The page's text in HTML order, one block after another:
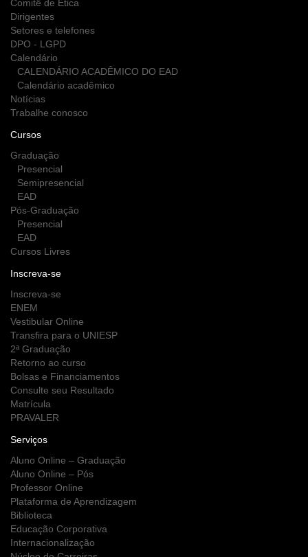
Comitê de Ética
Dirigentes
Setores e telefones
DPO - LGPD
Calendário
CALENDÁRIO ACADÊMICO DO EAD
Calendário acadêmico
Notícias
Trabalhe conosco
Cursos
Graduação
Presencial
Semipresencial
EAD
Pós-Graduação
Presencial
EAD
Cursos Livres
Inscreva-se
Inscreva-se
ENEM
Vestibular Online
Transfira para o UNIESP
2ª Graduação
Retorno ao curso
Bolsas e Financiamentos
Consulte seu Resultado
Matrícula
PRAVALER
Serviços
Aluno Online – Graduação
Aluno Online – Pós
Professor Online
Plataforma de Aprendizagem
Biblioteca
Educação Corporativa
Internacionalização